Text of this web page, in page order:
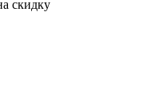
скидку